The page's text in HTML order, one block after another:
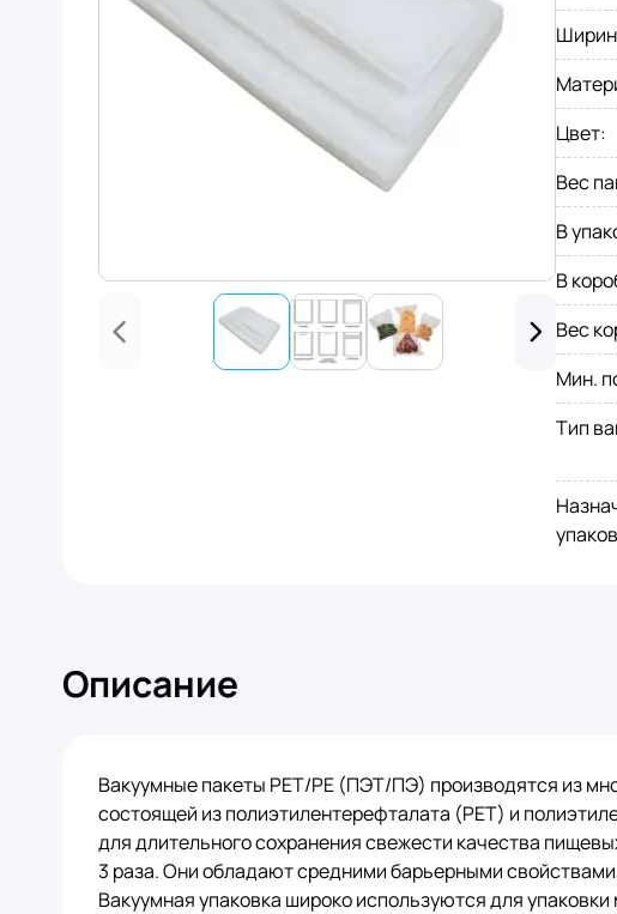
Цвет:
Вес
В
В
Вес
Мин.
Тип
Описание
Вакуумные пакеты PET/PE (ПЭТ/ПЭ) производятся из
состоящей из полиэтилентерефталата (PET) и
для длительного сохранения свежести качества
3 раза. Они обладают средними барьерными
Вакуумная упаковка широко используются для